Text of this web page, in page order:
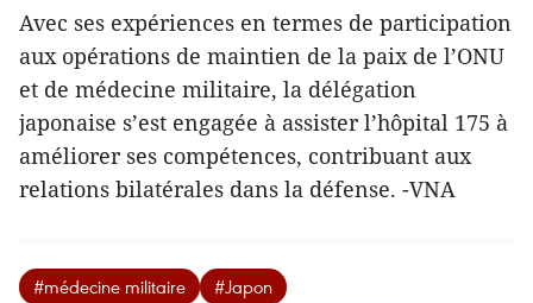
Avec ses expériences en termes de participation
aux opérations de maintien de la paix de l’ONU
et de médecine militaire, la délégation
japonaise s’est engagée à assister l’hôpital 175 à
améliorer ses compétences, contribuant aux
relations bilatérales dans la défense. -VNA
#médecine militaire
#Japon